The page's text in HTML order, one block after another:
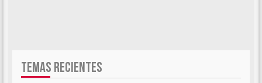
TEMAS RECIENTES